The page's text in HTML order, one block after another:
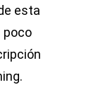
esta
poco